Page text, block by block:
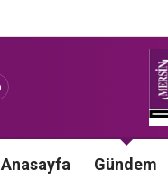
Anasayfa Gündem